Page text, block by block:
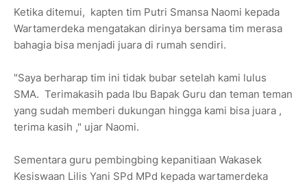
Ketika ditemui, kapten tim Putri Smansa Naomi kepada
Wartamerdeka mengatakan dirinya bersama tim merasa
bahagia bisa menjadi juara di rumah sendiri.
"Saya berharap tim ini tidak bubar setelah kami lulus
SMA. Terimakasih pada Ibu Bapak Guru dan teman teman
yang sudah memberi dukungan hingga kami bisa juara ,
terima kasih ," ujar Naomi.
Sementara guru pembingbing kepanitiaan Wakasek
Kesiswaan Lilis Yani SPd MPd kepada wartamerdeka